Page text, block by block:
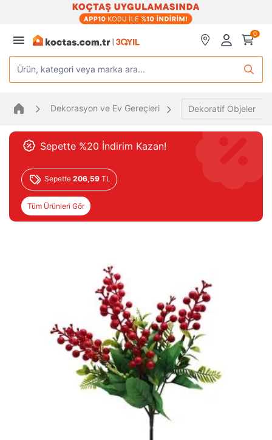
0
Ürün, kategori veya marka ara...
Dekorasyon ve Ev Gereçleri Dekoratif Objeler
Sepette %20 İndirim Kazan!
Sepette 206,59 TL
Tüm Ürünleri Gör